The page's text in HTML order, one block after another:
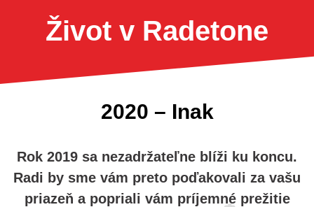
Život v Radetone
2020 – Inak
Rok 2019 sa nezadržateľne blíži ku koncu.
Radi by sme vám preto poďakovali za vašu
priazeň a popriali vám príjemné prežitie